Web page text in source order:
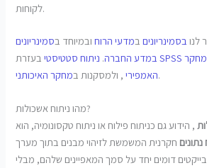
לקוחות.
לנו בסמינריונים במדעי הרוחובמיוחד בסמינריונים
במדע החברה. ניתוח סטטיסטי בעזרתSPSS
האמפירי, ולמסקנות במחקר האיכותני .
מהו ניתוח אשכולות?
, הידוע גם כניתוח פילוח או ניתוח טקסונומיה, הוא
נתונים חקרנית המשמשת לזיהוי מבנים בתוך מערך
דומים יחד על סמך המאפיינים שלהם, מבלי